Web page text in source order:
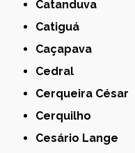
Catanduva
Catiguá
Caçapava
Cedral
Cerqueira César
Cerquilho
Cesário Lange